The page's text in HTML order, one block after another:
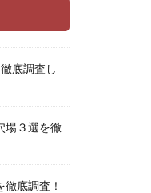
底調査し
場３選を徹
底調査！